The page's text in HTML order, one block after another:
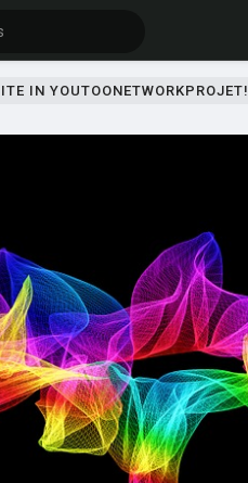
IN YOUTOONETWORKPROJET!